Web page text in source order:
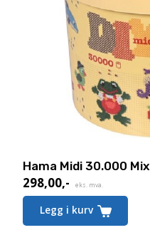
Hama Midi 30.000 Mix
298,00,- eks. mva.
Legg i kurv